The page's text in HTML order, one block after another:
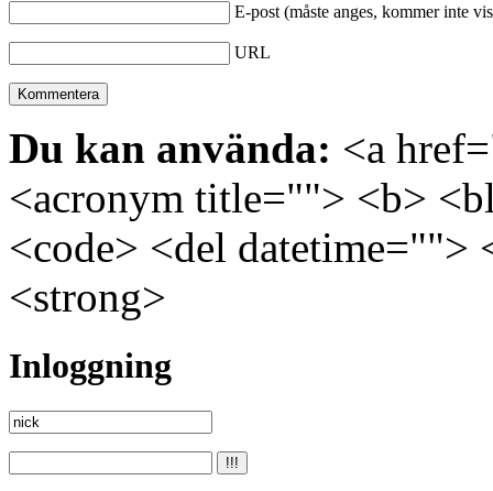
E-post (måste anges, kommer inte
URL
Du kan använda: <a
<acronym title=""> <b>
<code> <del
<strong>
Inloggning